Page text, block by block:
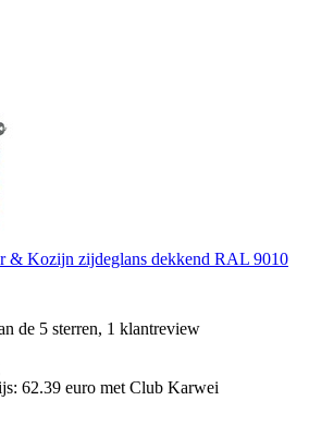
& Kozijn zijdeglans dekkend RAL 9010
de 5 sterren, 1 klantreview
62.39 euro met Club Karwei